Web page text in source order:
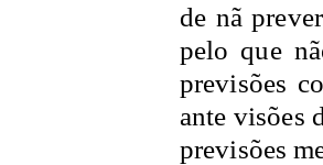
de nã
pelo que
previsões
ante visões
previsões